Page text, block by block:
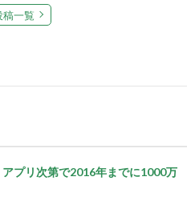
稿一覧
アプリ次第で2016年までに1000万